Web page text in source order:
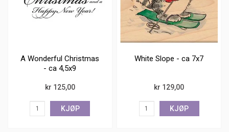
A Wonderful Christmas
- ca 4,5x9
kr 125,00
KJØP
White Slope - ca 7x7
kr 129,00
KJØP